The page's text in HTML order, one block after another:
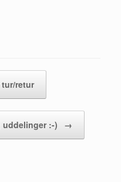
tur/retur
uddelinger :-) →